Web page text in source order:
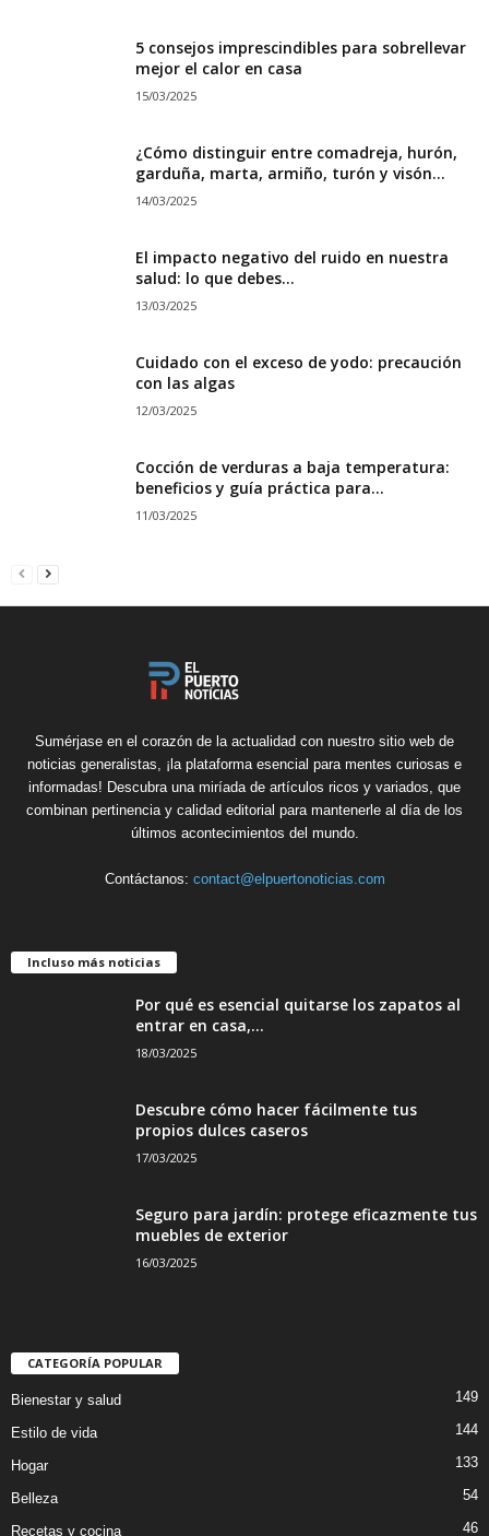
5 consejos imprescindibles para sobrellevar
mejor el calor en casa
15/03/2025
¿Cómo distinguir entre comadreja, hurón,
garduña, marta, armiño, turón y visón...
14/03/2025
El impacto negativo del ruido en nuestra
salud: lo que debes...
13/03/2025
Cuidado con el exceso de yodo: precaución
con las algas
12/03/2025
Cocción de verduras a baja temperatura:
beneficios y guía práctica para...
11/03/2025
Sumérjase en el corazón de la actualidad con nuestro sitio web de
noticias generalistas, ¡la plataforma esencial para mentes curiosas e
informadas! Descubra una miríada de artículos ricos y variados, que
combinan pertinencia y calidad editorial para mantenerle al día de los
últimos acontecimientos del mundo.
Contáctanos: contact@elpuertonoticias.com
Incluso más noticias
Por qué es esencial quitarse los zapatos al
entrar en casa,...
18/03/2025
Descubre cómo hacer fácilmente tus
propios dulces caseros
17/03/2025
Seguro para jardín: protege eficazmente tus
muebles de exterior
16/03/2025
CATEGORÍA POPULAR
Bienestar y salud 149
Estilo de vida 144
Hogar 133
Belleza 54
Recetas y cocina 46